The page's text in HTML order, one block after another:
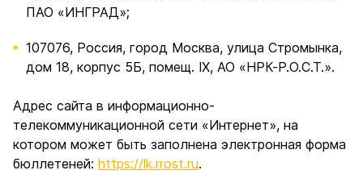
ПАО «ИНГРАД»;
107076, Россия, город Москва, улица Стромынка,
дом 18, корпус 5Б, помещ. IX, АО «НРК-Р.О.С.Т.».
Адрес сайта в информационно-
телекоммуникационной сети «Интернет», на
котором может быть заполнена электронная форма
бюллетеней: https://lk.rrost.ru.